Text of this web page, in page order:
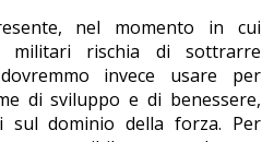
nel momento in cui
militari rischia di sottrarre
invece usare per
di sviluppo e di benessere,
sul dominio della forza. Per